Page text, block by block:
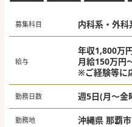
募集科目 内科系・外科
給与
年収1,800万
月給150万円
※ご経験等に
※管理医師の
勤務日数 週5日(月～金
勤務地 沖縄県 那覇市